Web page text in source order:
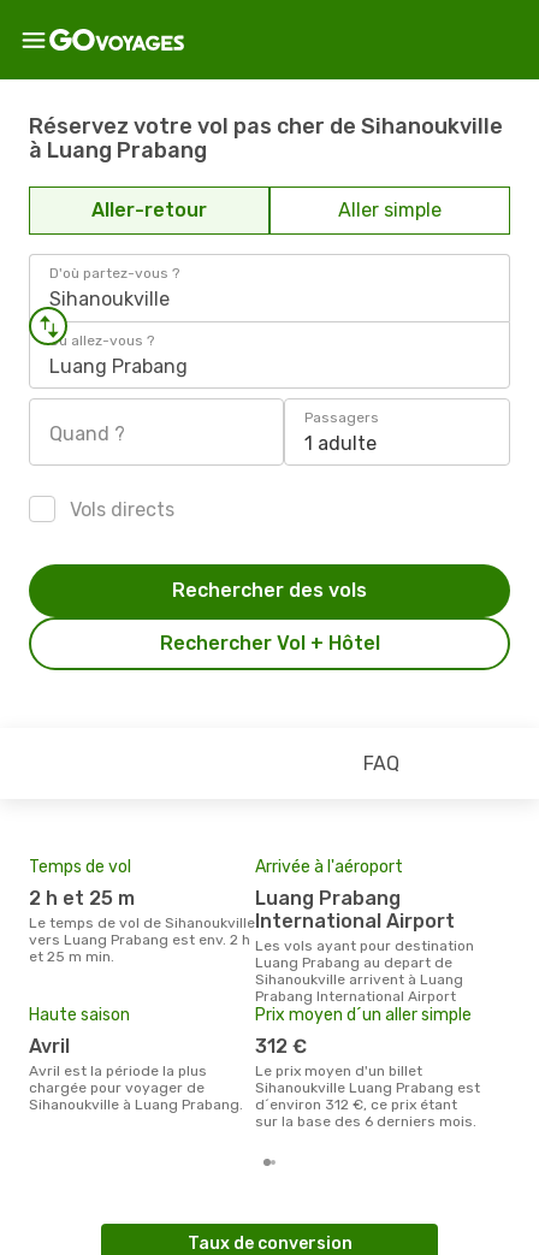
Réservez votre vol pas cher de Sihanoukville
à Luang Prabang
Aller-retour Aller simple
D'où partez-vous ?
Sihanoukville
Où allez-vous ?
Luang Prabang
Quand ?
Passagers
1 adulte
Vols directs
Rechercher Vol + Hôtel
Rechercher des vols
FAQ
Temps de vol
2 h et 25 m
Le temps de vol de Sihanoukville
vers Luang Prabang est env. 2 h
et 25 m min.
Arrivée à l'aéroport
Luang Prabang
International Airport
Les vols ayant pour destination
Luang Prabang au depart de
Sihanoukville arrivent à Luang
Prabang International Airport
Haute saison
avril
avril est la période la plus
chargée pour voyager de
Sihanoukville à Luang Prabang.
Prix moyen d´un aller simple
312 €
Le prix moyen d'un billet
Sihanoukville Luang Prabang est
d´environ 312 €, ce prix étant
sur la base des 6 derniers mois.
Taux de conversion